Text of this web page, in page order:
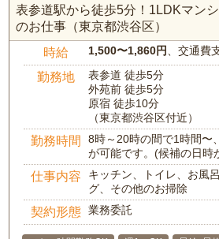
表参道駅から徒歩5分！1LDKマン
のお仕事（東京都渋谷区）
時給 1,500〜1,860円、交通費
勤務地
表参道 徒歩5分
外苑前 徒歩5分
原宿 徒歩10分
（東京都渋谷区付近）
勤務時間
8時～20時の間で1時間〜
が可能です。(候補の日時
仕事内容
キッチン、トイレ、お風
グ、その他のお掃除
契約形態 業務委託